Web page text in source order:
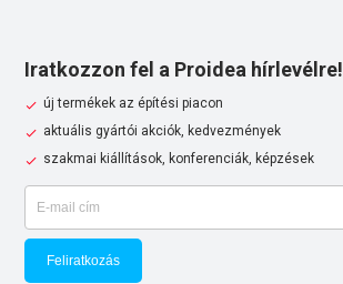
Iratkozzon fel a Proidea hírlevélre!
új termékek az építési piacon
aktuális gyártói akciók, kedvezmények
szakmai kiállítások, konferenciák, képzések
Feliratkozás